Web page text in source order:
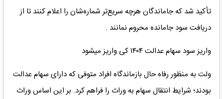
تأکید شد که جاماندگان هرچه سریع‌تر شماره‌شان را اعلام کنند تا از
دریافت سود جامانده محروم نمانند .
واریز سود سهام عدالت ۱۴۰۴ کی واریز میشود
ولت به منظور رفاه حال بازماندگاه افراد متوفی که دارای سهام عدالت
بودند؛ شرایط انتقال سهام به وراث را فراهم کرد. بر این اساس وراث